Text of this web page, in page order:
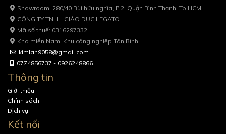
Showroom: 280/40 Bùi hữu nghĩa, P.2, Quận Bình Thạnh, Tp.HCM
CÔNG TY TNHH GIÁO DỤC LEGATO
Mã số thuế: 0316297332
Kho miền Nam: Khu công nghiệp Tân Bình
kimlan9058@gmail.com
0774856737 - 0926248866
Thông tin
Giới thiệu
Chính sách
Dịch vụ
Kết nối